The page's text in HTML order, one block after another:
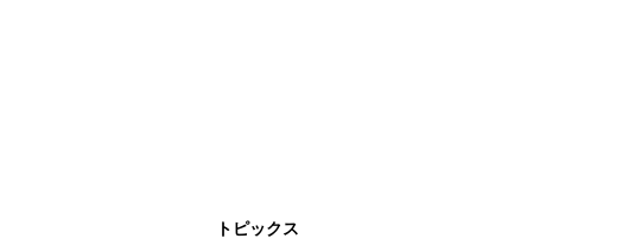
トピックス